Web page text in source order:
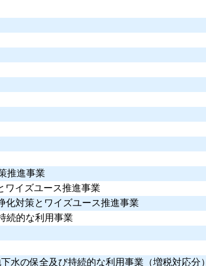
推進事業
ワイズユース推進事業
化対策とワイズユース推進事業
続的な利用事業
水の保全及び持続的な利用事業（増税対応分）